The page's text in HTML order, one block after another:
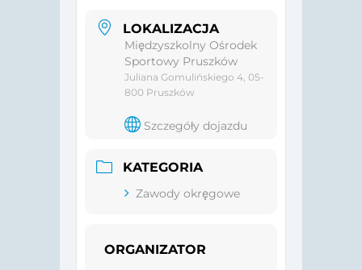
LOKALIZACJA
Międzyszkolny Ośrodek
Sportowy Pruszków
Juliana Gomulińskiego 4, 05-
800 Pruszków
Szczegóły dojazdu
KATEGORIA
Zawody okręgowe
ORGANIZATOR